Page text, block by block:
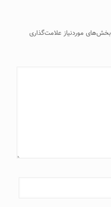
بخش‌های موردنیاز علامت‌گذاری